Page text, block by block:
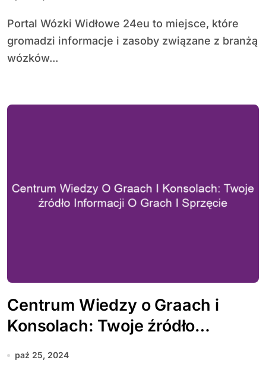
Portal Wózki Widłowe 24eu to miejsce, które
gromadzi informacje i zasoby związane z branżą
wózków...
Centrum Wiedzy o Graach i
Konsolach: Twoje źródło
informacji o grach i sprzęcie
paź 25, 2024